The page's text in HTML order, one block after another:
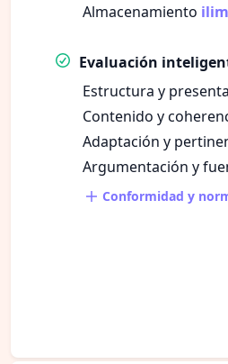
Almacenamiento
Evaluación
Estructura y
Contenido y
Adaptación y
Argumentación y
Conformidad y